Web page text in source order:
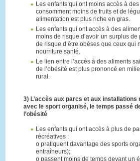
Les enfants qui ont moins accès à
consomment moins de fruits et de
alimentation est plus riche en gras.
Les enfants qui ont accès à des
moins de risque d’avoir un surplus
de risque d’être obèses que ceux qui
nourriture santé.
Le lien entre l’accès à des aliments
de l’obésité est plus prononcé en
rural.
3) L’accès aux parcs et aux
avec le sport organisé, le temps passé
l’obésité
Les enfants qui ont accès à plus de
récréatives :
o pratiquent davantage des sports
entraîneurs);
o passent moins de temps devant un